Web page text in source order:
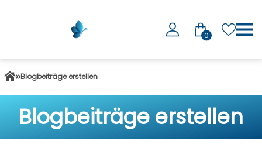
0
Blogbeiträge erstellen
Blogbeiträge erstellen